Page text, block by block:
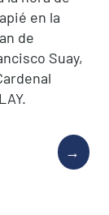
en la
de
Suay,